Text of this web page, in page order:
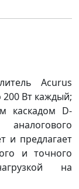
Acurus
Вт каждый;
каскадом D-
и предлагает
и точного
на